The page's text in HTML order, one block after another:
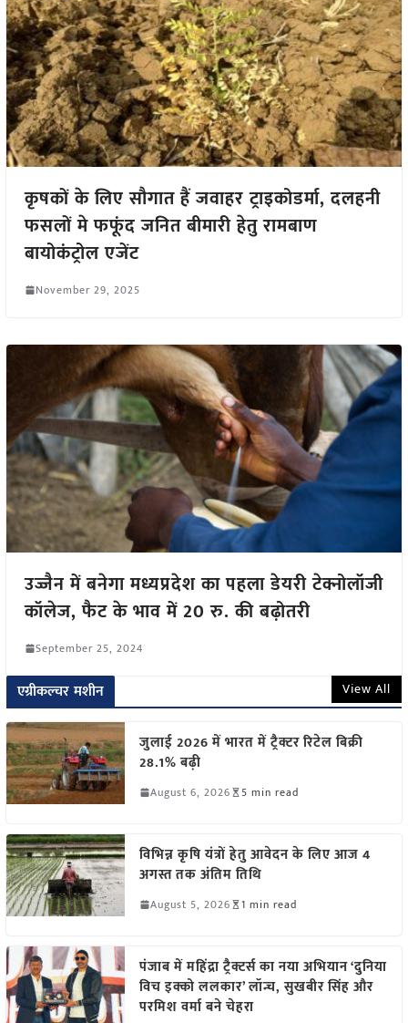
कृषकों के लिए सौगात हैं जवाहर ट्राइकोडर्मा, दलहनी
फसलों मे फफूंद जनित बीमारी हेतु रामबाण
बायोकंट्रोल एजेंट
November 29, 2025
उज्जैन में बनेगा मध्यप्रदेश का पहला डेयरी टेक्नोलॉजी
कॉलेज, फैट के भाव में 20 रु. की बढ़ोतरी
September 25, 2024
एग्रीकल्चर मशीन View All
जुलाई 2026 में भारत में ट्रैक्टर रिटेल बिक्री
28.1% बढ़ी
August 6, 2026 5 min read
विभिन्न कृषि यंत्रों हेतु आवेदन के लिए आज 4
अगस्त तक अंतिम तिथि
August 5, 2026 1 min read
पंजाब में महिंद्रा ट्रैक्टर्स का नया अभियान ‘दुनिया
विच इक्को ललकार’ लॉन्च, सुखबीर सिंह और
परमिश वर्मा बने चेहरा